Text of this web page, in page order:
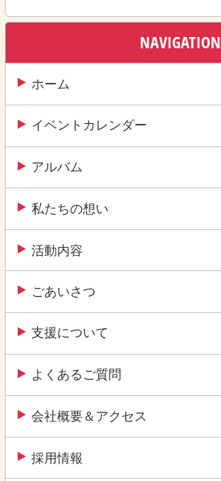
NAVIGATION
ホーム
イベントカレンダー
アルバム
私たちの想い
活動内容
ごあいさつ
支援について
よくあるご質問
会社概要＆アクセス
採用情報
ビ
ー
シ
ョ
ン